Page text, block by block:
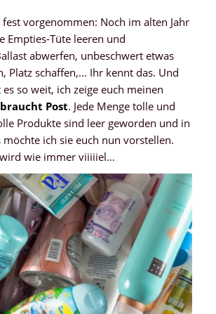
vorgenommen: Noch im alten Jahr
Empties-Tüte leeren und
abwerfen, unbeschwert etwas
Platz schaffen,… Ihr kennt das. Und
so weit, ich zeige euch meinen
Post. Jede Menge tolle und
Produkte sind leer geworden und in
möchte ich sie euch nun vorstellen.
wird wie immer viiiiiel…